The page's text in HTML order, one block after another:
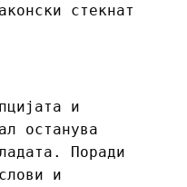
стекнат
и
останува
Поради
и